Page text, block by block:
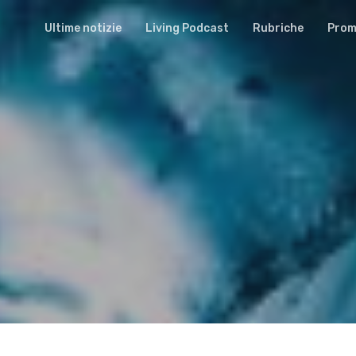
Ultime notizie Living Podcast Rubriche